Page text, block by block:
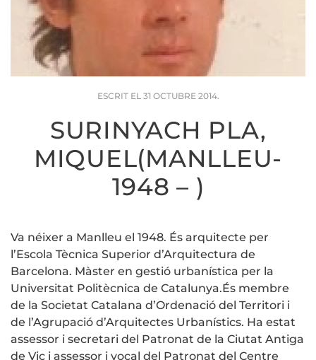
ESCRIT EL 31 OCTUBRE 2014.
SURINYACH PLA,
MIQUEL(MANLLEU-
1948 – )
Va néixer a Manlleu el 1948. És arquitecte per
l’Escola Tècnica Superior d’Arquitectura de
Barcelona. Màster en gestió urbanística per la
Universitat Politècnica de Catalunya.És membre
de la Societat Catalana d’Ordenació del Territori i
de l’Agrupació d’Arquitectes Urbanístics. Ha estat
assessor i secretari del Patronat de la Ciutat Antiga
de Vic i assessor i vocal del Patronat del Centre